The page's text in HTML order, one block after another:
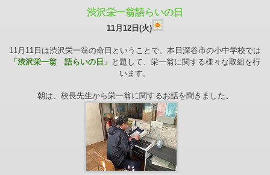
渋沢栄一翁語らいの日
11月12日(火)
11月11日は渋沢栄一翁の命日ということで、本日深谷市の小中学校では
「渋沢栄一翁 語らいの日」 と題して、栄一翁に関する様々な取組を行
います。
朝は、校長先生から栄一翁に関するお話を聞きました。